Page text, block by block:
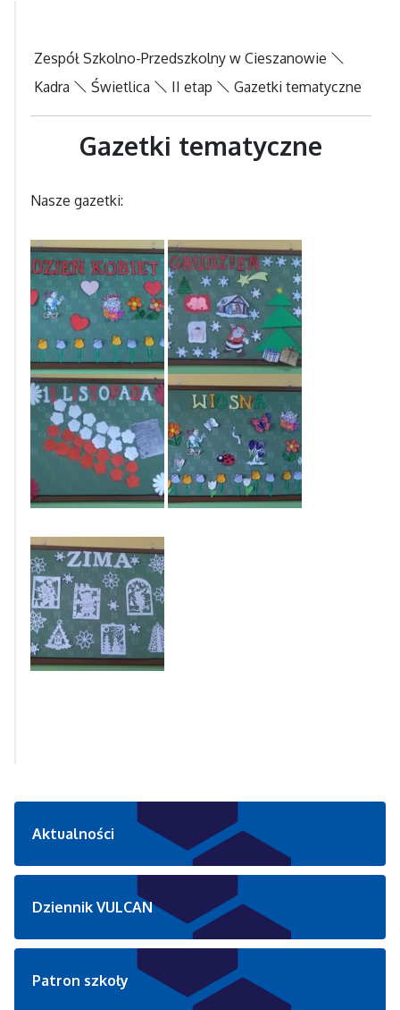
Zespół Szkolno-Przedszkolny w Cieszanowie
Kadra
Świetlica II etap Gazetki tematyczne
Gazetki tematyczne
Nasze gazetki:
Aktualności
Dziennik VULCAN
Patron szkoły